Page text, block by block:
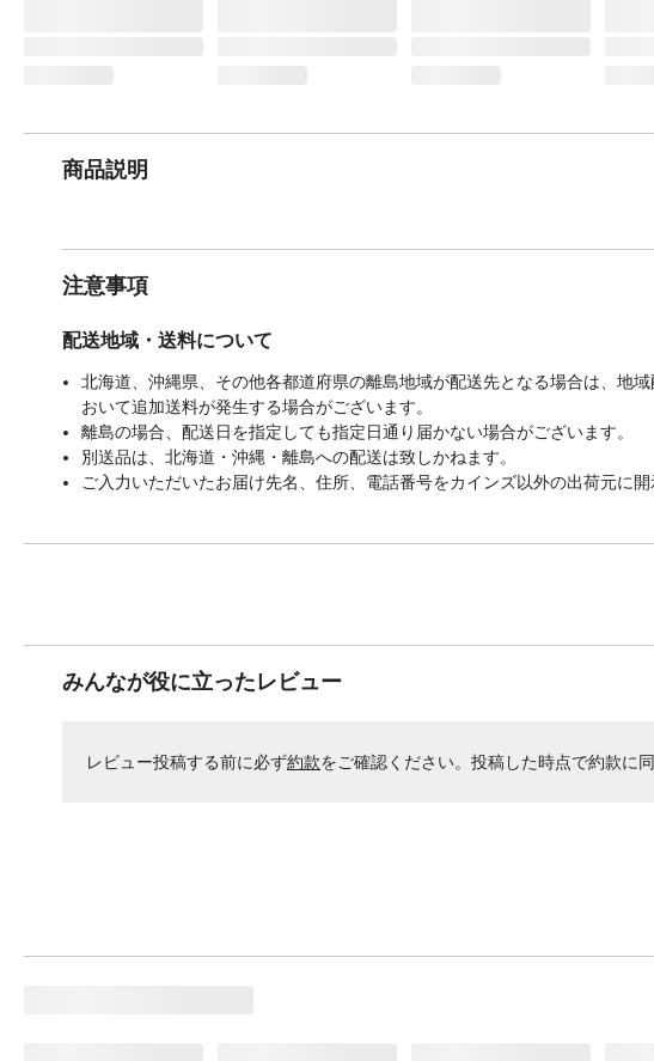
商品説明
注意事項
配送地域・送料について
北海道、沖縄県、その他各都道府県の離島地域が配送先となる場合は、地
おいて追加送料が発生する場合がございます。
離島の場合、配送日を指定しても指定日通り届かない場合がございます。
別送品は、北海道・沖縄・離島への配送は致しかねます。
ご入力いただいたお届け先名、住所、電話番号をカインズ以外の出荷元に
みんなが役に立ったレビュー
レビュー投稿する前に必ず約款をご確認ください。投稿した時点で約款に